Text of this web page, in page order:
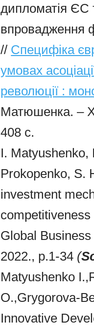
дипломатія ЄС
впровадження
// Специфіка
умовах
революції :
Матюшенка. –
408 с.
I. Matyushenko,
Prokopenko, S.
investment
Global
2022., p.1-34 (
Matyushenko
O.,Grygorova-
Innovative